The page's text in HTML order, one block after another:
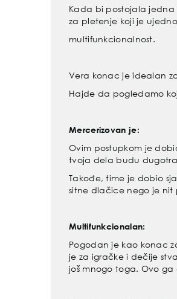
Kada bi postojala jedna
za pletenje koji je
multifunkcionalnost.
Vera konac je idealan
Hajde da pogledamo
Mercerizovan je:
Ovim postupkom je
tvoja dela budu
Takođe, time je dobio
sitne dlačice nego je nit
Multifunkcionalan:
Pogodan je kao konac
je za igračke i dečije
još mnogo toga. Ovo ga